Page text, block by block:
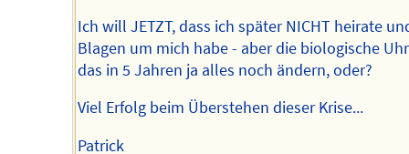
Ich will JETZT, dass ich später NICHT heirate
Blagen um mich habe - aber die biologische
das in 5 Jahren ja alles noch ändern, oder?
Viel Erfolg beim Überstehen dieser Krise...
Patrick